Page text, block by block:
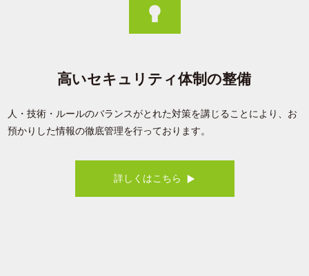
高いセキュリティ体制の整備
人・技術・ルールのバランスがとれた対策を講じることにより、お
預かりした情報の徹底管理を行っております。
詳しくはこちら